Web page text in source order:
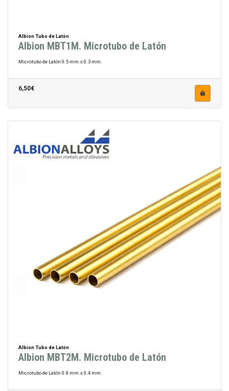
Albion Tubo de Latón
Albion MBT1M. Microtubo de Latón
Microtubo de Latón 0.5 mm.x 0.3 mm.
6,50€
Albion Tubo de Latón
Albion MBT2M. Microtubo de Latón
Microtubo de Latón 0.8 mm.x 0.4 mm.